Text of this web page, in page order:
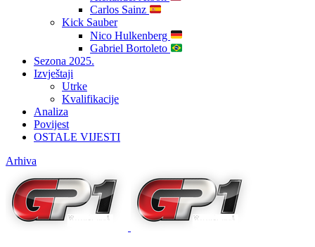
Carlos Sainz
Kick Sauber
Nico Hulkenberg
Gabriel Bortoleto
Sezona 2025.
Izvještaji
Utrke
Kvalifikacije
Analiza
Povijest
OSTALE VIJESTI
Arhiva